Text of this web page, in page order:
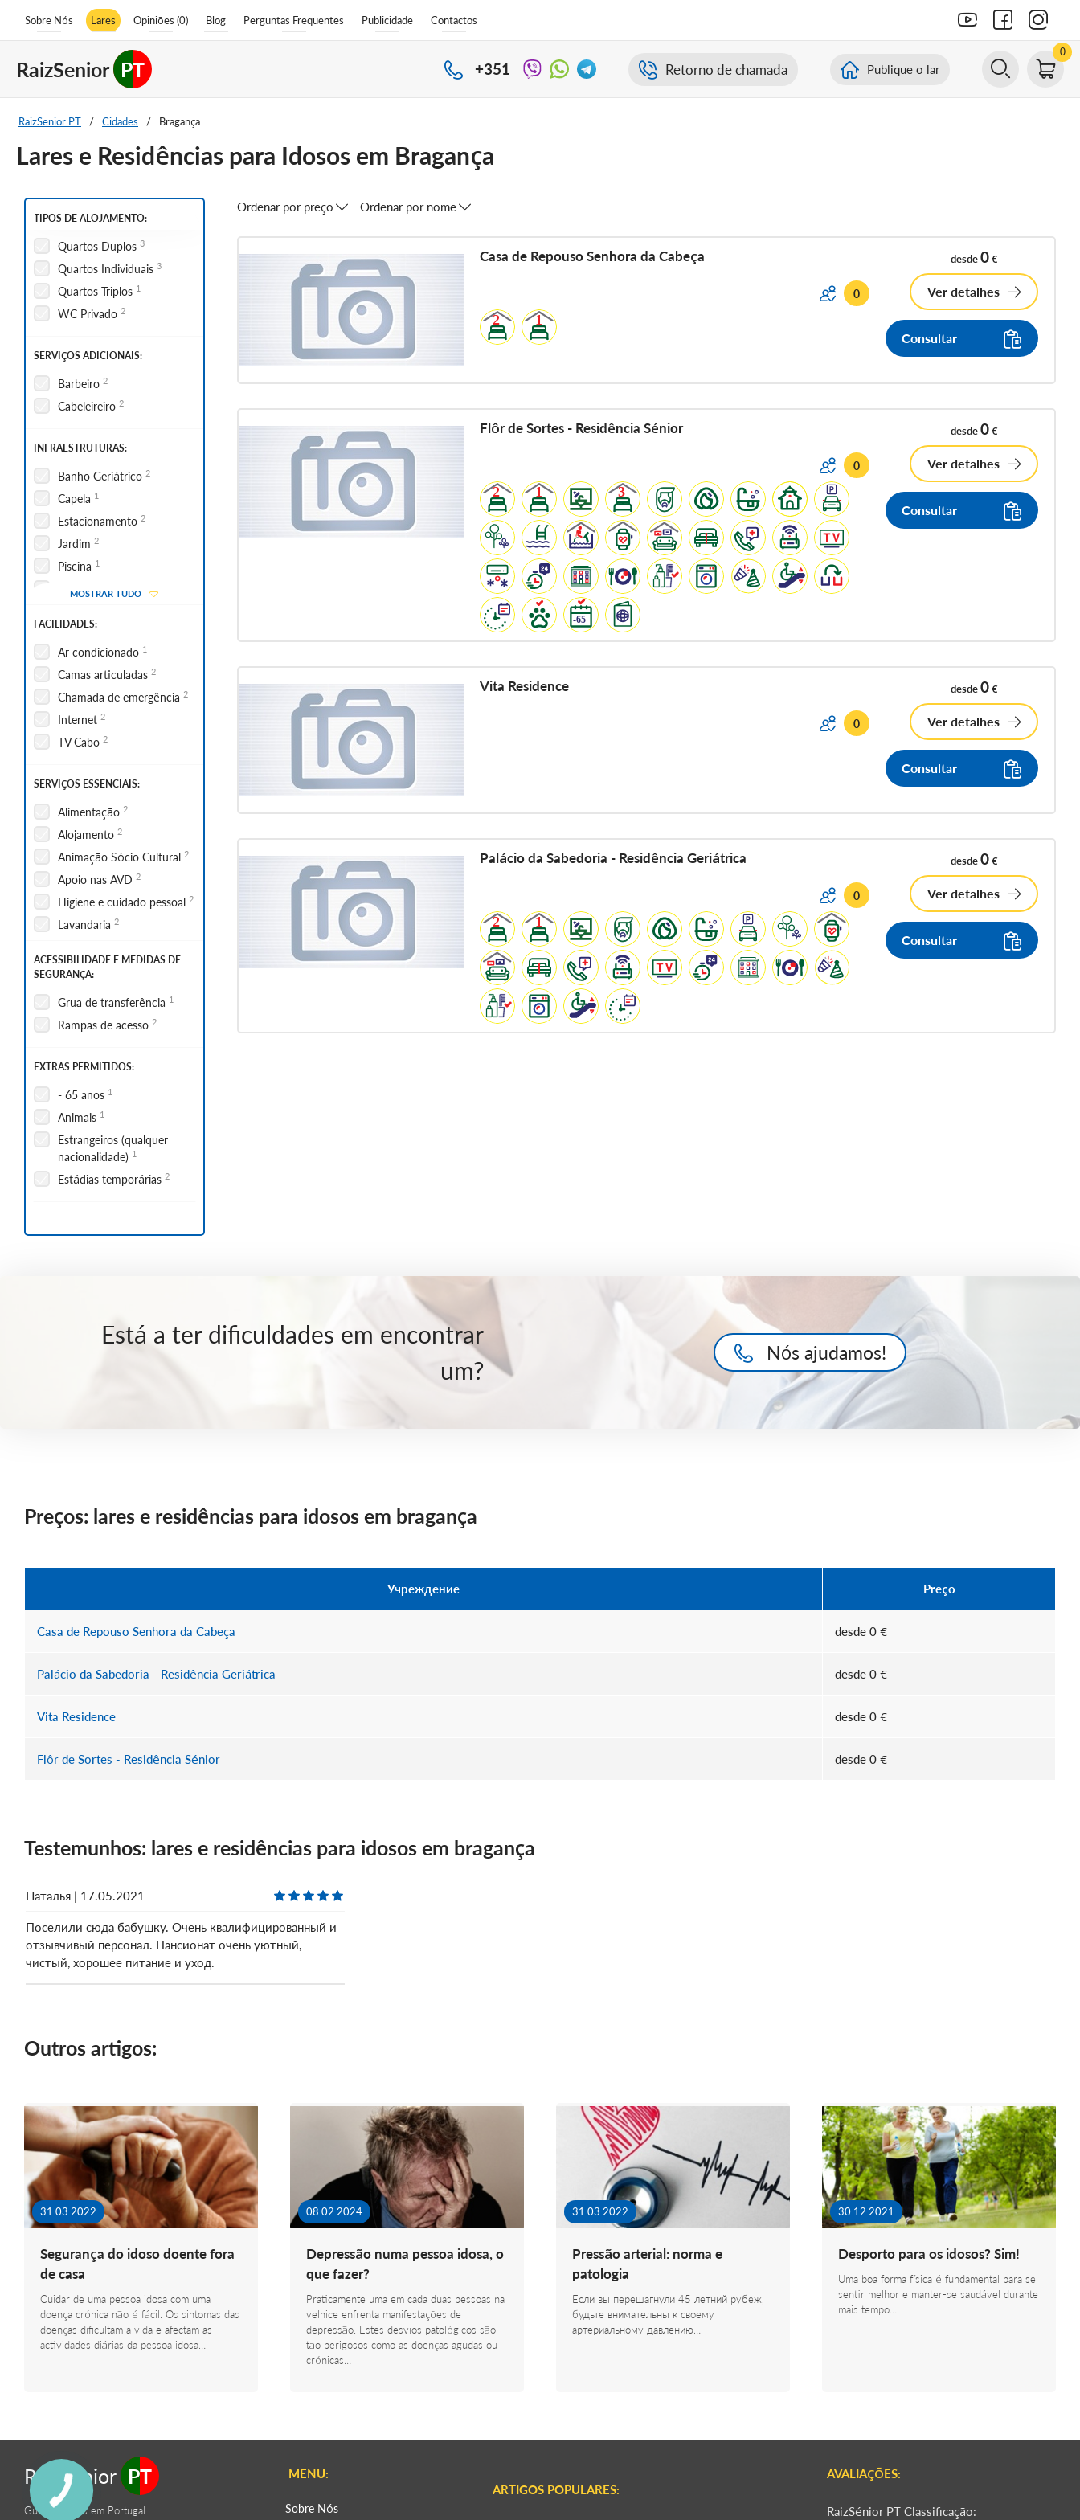
Sobre Nós Lares Opiniões (0) Blog Perguntas Frequentes Publicidade Contactos
RaizSenior PT +351 Retorno de chamada Publique o lar
0
RaizSenior PT / Cidades / Bragança
Lares e Residências para Idosos em Bragança
TIPOS DE ALOJAMENTO:
Quartos Duplos 3
Quartos Individuais 3
Quartos Triplos 1
WC Privado 2
SERVIÇOS ADICIONAIS:
Barbeiro 2
Cabeleireiro 2
INFRAESTRUTURAS:
Banho Geriátrico 2
Capela 1
Estacionamento 2
Jardim 2
Piscina 1
Sala de actividades2
MOSTRAR TUDO
FACILIDADES:
Ar condicionado 1
Camas articuladas 2
Chamada de emergência 2
Internet 2
TV Cabo 2
SERVIÇOS ESSENCIAIS:
Alimentação 2
Alojamento 2
Animação Sócio Cultural 2
Apoio nas AVD 2
Higiene e cuidado pessoal 2
Lavandaria 2
ACESSIBILIDADE E MEDIDAS DE
SEGURANÇA:
Grua de transferência 1
Rampas de acesso 2
EXTRAS PERMITIDOS:
- 65 anos 1
Animais 1
Estrangeiros (qualquer
nacionalidade) 1
Estádias temporárias 2
Ordenar por preço Ordenar por nome
Casa de Repouso Senhora da Cabeça
0
desde0€
Ver detalhes
Consultar
Flôr de Sortes - Residência Sénior
0
desde0€
Ver detalhes
Consultar
Vita Residence
0
desde0€
Ver detalhes
Consultar
Palácio da Sabedoria - Residência Geriátrica
0
desde0€
Ver detalhes
Consultar
Está a ter dificuldades em encontrar
um?
Nós ajudamos!
Preços: lares e residências para idosos em bragança
Учреждение Preço
Casa de Repouso Senhora da Cabeça desde 0 €
Palácio da Sabedoria - Residência Geriátrica desde 0 €
Vita Residence desde 0 €
Flôr de Sortes - Residência Sénior desde 0 €
Testemunhos: lares e residências para idosos em bragança
Наталья | 17.05.2021
Поселили сюда бабушку. Очень квалифицированный и
отзывчивый персонал. Пансионат очень уютный,
чистый, хорошее питание и уход.
Outros artigos:
31.03.2022
Segurança do idoso doente fora
de casa
Cuidar de uma pessoa idosa com uma
doença crónica não é fácil. Os sintomas das
doenças dificultam a vida e afectam as
actividades diárias da pessoa idosa…
08.02.2024
Depressão numa pessoa idosa, o
que fazer?
Praticamente uma em cada duas pessoas na
velhice enfrenta manifestações de
depressão. Estes desvios patológicos são
tão perigosos como as doenças agudas ou
crónicas…
31.03.2022
Pressão arterial: norma e
patologia
Если вы перешагнули 45 летний рубеж,
будьте внимательны к своему
артериальному давлению…
30.12.2021
Desporto para os idosos? Sim!
Uma boa forma física é fundamental para se
sentir melhor e manter-se saudável durante
mais tempo…
RaizSenior PT
Guia de Lares em Portugal
MENU:
Sobre Nós
ARTIGOS POPULARES:
AVALIAÇÕES:
RaizSénior PT Classificação: